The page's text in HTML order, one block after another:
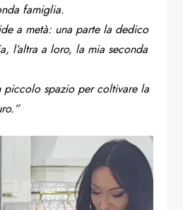
famiglia.
a metà: una parte la dedico
l’altra a loro, la mia seconda
piccolo spazio per coltivare la